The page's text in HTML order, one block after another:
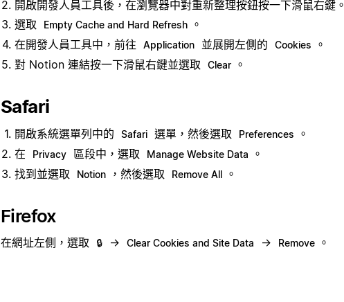
開啟開發人員工具後，在瀏覽器中對重新整理按鈕按一下滑鼠右鍵。
選取
Empty Cache and Hard Refresh 。
在開發人員工具中，前往
Application 並展開左側的 Cookies
。
對 Notion 連結按一下滑鼠右鍵並選取
Clear 。
Safari
開啟系統選單列中的 Safari 選單，然後選取 Preferences
。
在
Privacy 區段中，選取 Manage Website Data
。
找到並選取
Notion ，然後選取 Remove All 。
Firefox
在網址左側，選取 🔒 → Clear Cookies and Site Data → Remove 。